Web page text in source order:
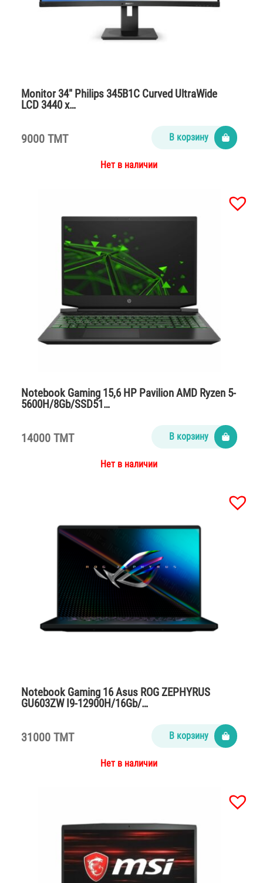
Monitor 34″ Philips 345B1C Curved UltraWide
LCD 3440 x…
9000 TMT В корзину
Нет в наличии
Notebook Gaming 15,6 HP Pavilion AMD Ryzen 5-
5600H/8Gb/SSD51…
14000 TMT В корзину
Нет в наличии
Notebook Gaming 16 Asus ROG ZEPHYRUS
GU603ZW I9-12900H/16Gb/…
31000 TMT В корзину
Нет в наличии